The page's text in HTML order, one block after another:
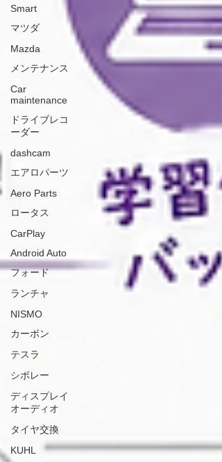
Smart
マツダ
Mazda
メンテナンス
Car
maintenance
ドライブレコ
ーダー
dashcam
エアロパーツ
Aero Parts
ロータス
CarPlay
Android Auto
フォード
ランチャ
NISMO
カーボン
テスラ
シボレー
ディスプレイ
オーディオ
タイヤ交換
KUHL